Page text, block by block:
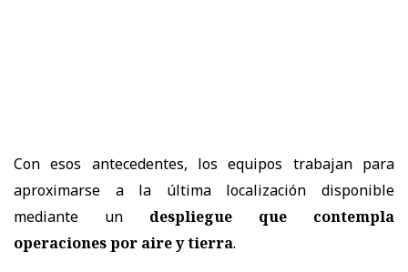
Con esos antecedentes, los equipos trabajan para
aproximarse a la última localización disponible
mediante un despliegue que contempla
operaciones por aire y tierra.